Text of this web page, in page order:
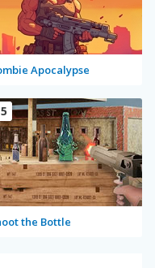
Apocalypse
the Bottle
5